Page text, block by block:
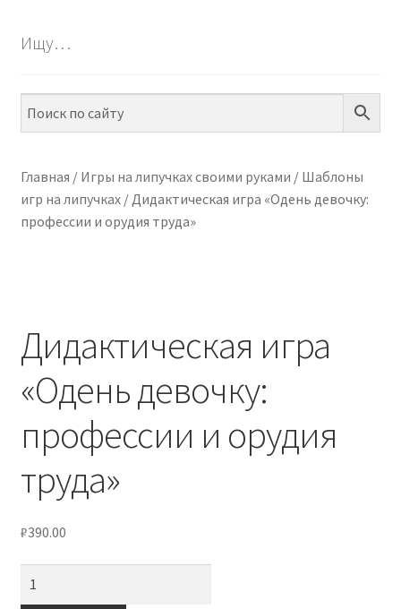
ПО НАВЫКАМ
МЕТОДИКИ
КОНТАКТЫ
Ищу…
Главная / Игры на липучках своими руками / Шаблоны
игр на липучках/ Дидактическая игра «Одень девочку:
профессии и орудия труда»
Дидактическая игра
«Одень девочку:
профессии и орудия
труда»
₽390.00